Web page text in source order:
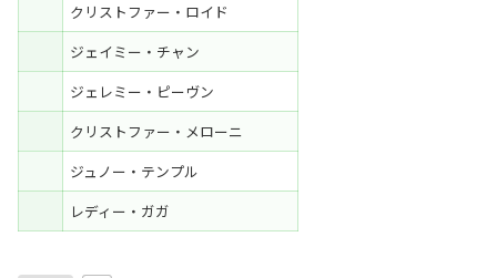
クリストファー・ロイド
ジェイミー・チャン
ジェレミー・ピーヴン
クリストファー・メローニ
ジュノー・テンプル
レディー・ガガ